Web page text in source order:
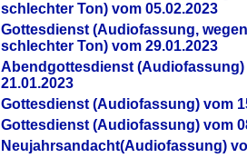
schlechter Ton) vom 05.02.2023
Gottesdienst (Audiofassung,
schlechter Ton) vom 29.01.2023
Abendgottesdienst (Audiofassung)
21.01.2023
Gottesdienst (Audiofassung) vom
Gottesdienst (Audiofassung) vom
Neujahrsandacht(Audiofassung)